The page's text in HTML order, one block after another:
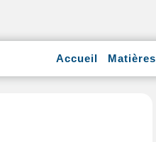
Accueil Matières